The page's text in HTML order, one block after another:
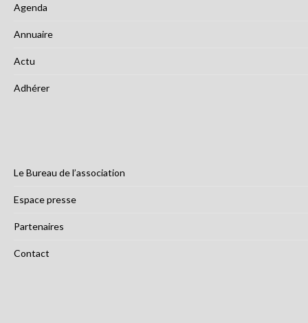
Agenda
Annuaire
Actu
Adhérer
Le Bureau de l’association
Espace presse
Partenaires
Contact